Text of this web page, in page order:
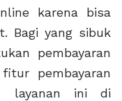
karena bisa
Bagi yang sibuk
pembayaran
pembayaran
layanan ini di